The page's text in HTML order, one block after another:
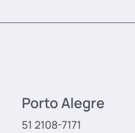
Porto Alegre
51 2108-7171